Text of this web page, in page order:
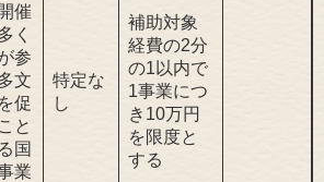
催
く
参
文
促
と
国
業
特定な
し
補助対象
経費の2分
の1以内で
1事業につ
き10万円
を限度と
する